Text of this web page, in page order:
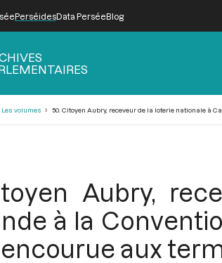
PerséidesData PerséeBlog
Les volumes 50. Citoyen Aubry, receveur de la loterie nationale à
Aubry,
à la
encourue aux